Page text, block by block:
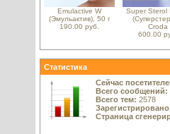
Emulactive W
(Эмульактив), 50 г
190.00 руб.
Super Sterol
Croda
600.00
Статистика
Сейчас
Всего сообщений:
Всего тем: 2578
Страница